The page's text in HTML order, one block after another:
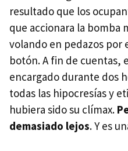
resultado que los
que accionara la bomba
volando en pedazos por
botón. A fin de cuentas,
encargado durante dos
todas las hipocresías y
hubiera sido su clímax.
demasiado lejos. Y es